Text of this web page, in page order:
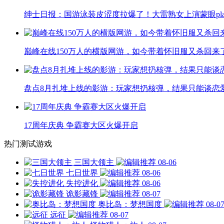
绅士日报：国游泳装皮涩度拉爆了！大雷熟女上演蒙眼
巅峰在线150万人的横版网游，如今带着怀旧服又杀回来
盘点8月扎堆上线的影游：玩家想扔核弹，结果只能谈恋
17周年庆典 争霸赛大区火爆开启
热门测试游戏
三国大领主
08-06
七日世界
08-06
失控进化
08-06
诡影藏锋
08-07
奥比岛：梦想国度
08-07
远征
08-07